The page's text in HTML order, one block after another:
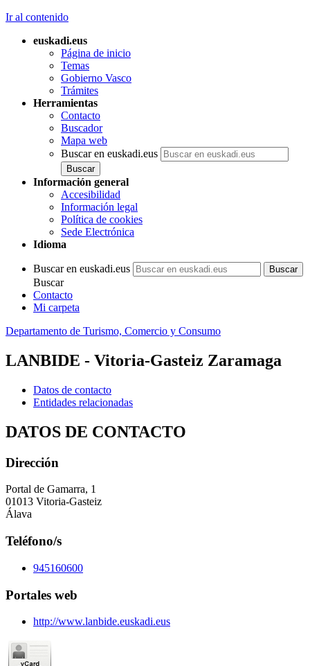
Ir al contenido
euskadi.eus
Página de inicio
Temas
Gobierno Vasco
Trámites
Herramientas
Contacto
Buscador
Mapa web
Buscar en euskadi.eus
Información general
Accesibilidad
Información legal
Política de cookies
Sede Electrónica
Idioma
Buscar en euskadi.eus
Buscar
Contacto
Mi carpeta
Departamento de Turismo, Comercio y Consumo
LANBIDE - Vitoria-Gasteiz Zaramaga
Datos de contacto
Entidades relacionadas
DATOS DE CONTACTO
Dirección
Portal de Gamarra, 1
01013 Vitoria-Gasteiz
Álava
Teléfono/s
945160600
Portales web
http://www.lanbide.euskadi.eus